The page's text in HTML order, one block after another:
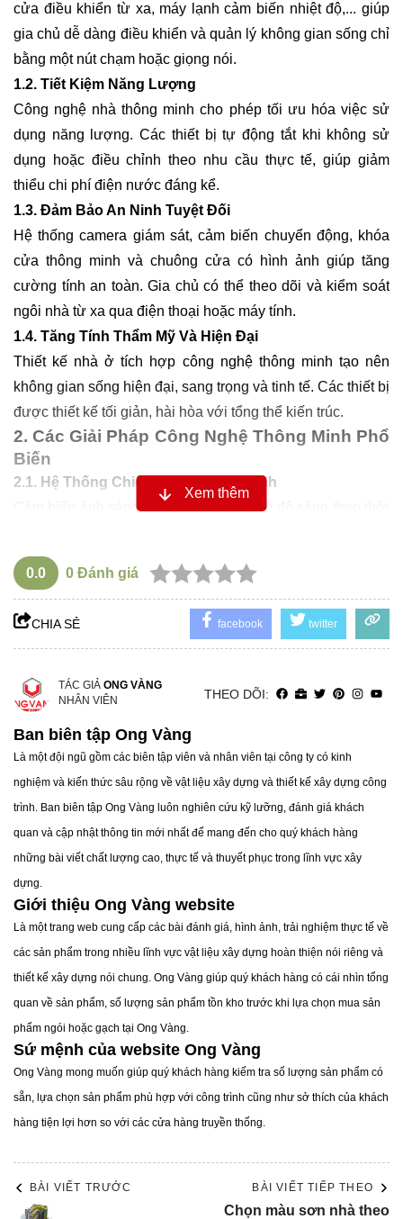
cửa điều khiển từ xa, máy lạnh cảm biến nhiệt độ,... giúp
gia chủ dễ dàng điều khiển và quản lý không gian sống chỉ
bằng một nút chạm hoặc giọng nói.
1.2. Tiết Kiệm Năng Lượng
Công nghệ nhà thông minh cho phép tối ưu hóa việc sử
dụng năng lượng. Các thiết bị tự động tắt khi không sử
dụng hoặc điều chỉnh theo nhu cầu thực tế, giúp giảm
thiểu chi phí điện nước đáng kể.
1.3. Đảm Bảo An Ninh Tuyệt Đối
Hệ thống camera giám sát, cảm biến chuyển động, khóa
cửa thông minh và chuông cửa có hình ảnh giúp tăng
cường tính an toàn. Gia chủ có thể theo dõi và kiểm soát
ngôi nhà từ xa qua điện thoại hoặc máy tính.
1.4. Tăng Tính Thẩm Mỹ Và Hiện Đại
Thiết kế nhà ở tích hợp công nghệ thông minh tạo nên
không gian sống hiện đại, sang trọng và tinh tế. Các thiết bị
được thiết kế tối giản, hài hòa với tổng thể kiến trúc.
2. Các Giải Pháp Công Nghệ Thông Minh Phổ
Biến
2.1. Hệ Thống Chiếu Sáng Thông Minh
Cảm biến ánh sáng: Tự động điều chỉnh độ sáng theo thời
Điều khiển từ xa: Quản lý hệ thống đèn qua smartphone
hoặc giọng nói.
Hẹn giờ bật/tắt: Tiết kiệm điện năng và tăng tính tiện lợi.
2.2. Thiết Bị Gia Dụng Thông Minh
với môi trường.
Máy giặt, máy hút bụi thông minh: Có thể điều khiển từ xa
và lập trình theo lịch trình.
Tủ lạnh thông minh: Quản lý thực phẩm và gợi ý thực đơn
phù hợp.
2.3. Hệ Thống An Ninh Thông Minh
Camera giám sát từ xa: Kết nối với smartphone, giúp giám
sát mọi lúc mọi nơi.
Khóa cửa vân tay, mã số: Tăng tính bảo mật, tiện lợi khi ra
vào nhà.
Cảm biến chống trộm, báo khói: Cảnh báo kịp thời khi có
nguy cơ mất an toàn.
2.4. Rèm Cửa Và Cửa Sổ Thông Minh
Rèm tự động: Điều khiển qua smartphone hoặc hẹn giờ
đóng/mở.
Cửa sổ cảm biến: Tự động đóng khi trời mưa hoặc mở khi
nhiệt độ trong nhà cao.
nối với các dịch vụ trực tuyến.
TV thông minh: Tích hợp các nền tảng giải trí và điều khiển
từ xa dễ dàng.
Xem thêm
0.0 0 Đánh giá
CHIA SẺ facebook twitter
TÁC GIẢ ONG VÀNG
NHÂN VIÊN
THEO DÕI:
Ban biên tập Ong Vàng
Là một đội ngũ gồm các biên tập viên và nhân viên tại công ty có kinh
nghiệm và kiến thức sâu rộng về vật liệu xây dựng và thiết kế xây dựng công
trình. Ban biên tập Ong Vàng luôn nghiên cứu kỹ lưỡng, đánh giá khách
quan và cập nhật thông tin mới nhất để mang đến cho quý khách hàng
những bài viết chất lượng cao, thực tế và thuyết phục trong lĩnh vực xây
dựng.
Giới thiệu Ong Vàng website
Là một trang web cung cấp các bài đánh giá, hình ảnh, trải nghiệm thực tế về
các sản phẩm trong nhiều lĩnh vực vật liệu xây dựng hoàn thiện nói riêng và
thiết kế xây dựng nói chung. Ong Vàng giúp quý khách hàng có cái nhìn tổng
quan về sản phẩm, số lượng sản phẩm tồn kho trước khi lựa chọn mua sản
phẩm ngói hoặc gạch tại Ong Vàng.
Sứ mệnh của website Ong Vàng
Ong Vàng mong muốn giúp quý khách hàng kiếm tra số lượng sản phẩm có
sẵn, lựa chọn sản phẩm phù hợp với công trình cũng như sở thích của khách
hàng tiện lợi hơn so với các cửa hàng truyền thống.
BÀI VIẾT TRƯỚC BÀI VIẾT TIẾP THEO
Chọn màu sơn nhà theo